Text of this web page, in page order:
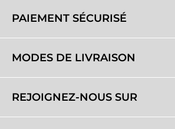
PAIEMENT SÉCURISÉ
MODES DE LIVRAISON
REJOIGNEZ-NOUS SUR